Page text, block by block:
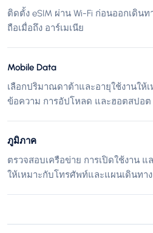
ติดตั้ง eSIM ผ่าน Wi-Fi ก่อนออกเดิน
ถือเมื่อถึง อาร์เมเนีย
Mobile Data
เลือกปริมาณดาต้าและอายุใช้งานให้
ข้อความ การอัปโหลด และฮอตสปอต
ภูมิภาค
ตรวจสอบเครือข่าย การเปิดใช้งาน แ
ให้เหมาะกับโทรศัพท์และแผนเดินทาง